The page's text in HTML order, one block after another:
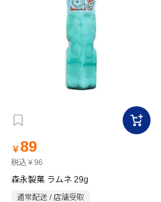
￥89
税込￥96
森永製菓 ラムネ 29g
通常配送 / 店舗受取